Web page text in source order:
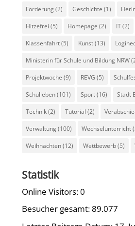
Förderung(2) Geschichte (1)
Hitzefrei (5) Homepage (2) IT(2)
Klassenfahrt(5) Kunst(13)
Ministerin für Schule und Bildung NRW
Projektwoche (9) REVG (5)
Schulleben(101) Sport(16) Stadt
Technik(2) Tutorial (2)
Verwaltung(100) Wechselunterricht
Weihnachten(12) Wettbewerb(5)
Statistik
Online Visitors:0
Besucher gesamt:89.077